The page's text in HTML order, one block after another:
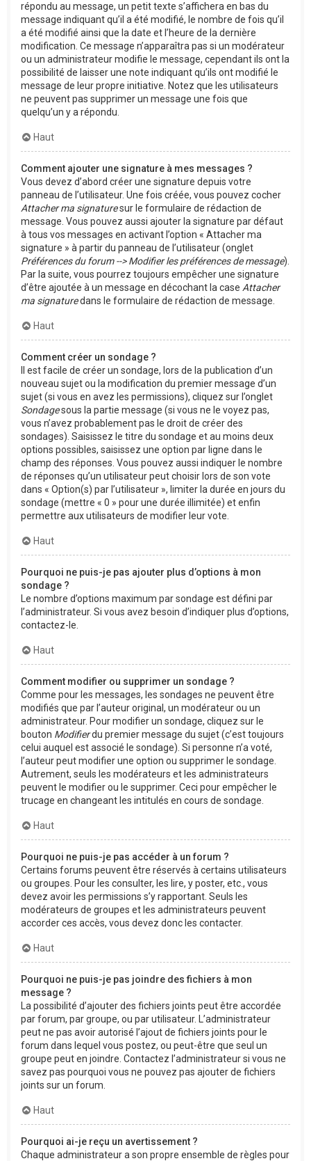
répondu au message, un petit texte s’affichera en bas du
message indiquant qu’il a été modifié, le nombre de fois qu’il
a été modifié ainsi que la date et l’heure de la dernière
modification. Ce message n’apparaîtra pas si un modérateur
ou un administrateur modifie le message, cependant ils ont la
possibilité de laisser une note indiquant qu’ils ont modifié le
message de leur propre initiative. Notez que les utilisateurs
ne peuvent pas supprimer un message une fois que
quelqu’un y a répondu.
Haut
Comment ajouter une signature à mes messages ?
Vous devez d’abord créer une signature depuis votre
panneau de l’utilisateur. Une fois créée, vous pouvez cocher
Attacher ma signaturesur le formulaire de rédaction de
message. Vous pouvez aussi ajouter la signature par défaut
à tous vos messages en activant l’option « Attacher ma
signature » à partir du panneau de l’utilisateur (onglet
Préférences du forum --> Modifier les préférences de message).
Par la suite, vous pourrez toujours empêcher une signature
d’être ajoutée à un message en décochant la case Attacher
ma signaturedans le formulaire de rédaction de message.
Haut
Comment créer un sondage ?
Il est facile de créer un sondage, lors de la publication d’un
nouveau sujet ou la modification du premier message d’un
sujet (si vous en avez les permissions), cliquez sur l’onglet
Sondagesous la partie message (si vous ne le voyez pas,
vous n’avez probablement pas le droit de créer des
sondages). Saisissez le titre du sondage et au moins deux
options possibles, saisissez une option par ligne dans le
champ des réponses. Vous pouvez aussi indiquer le nombre
de réponses qu’un utilisateur peut choisir lors de son vote
dans « Option(s) par l’utilisateur », limiter la durée en jours du
sondage (mettre « 0 » pour une durée illimitée) et enfin
permettre aux utilisateurs de modifier leur vote.
Haut
Pourquoi ne puis-je pas ajouter plus d’options à mon
sondage ?
Le nombre d’options maximum par sondage est défini par
l’administrateur. Si vous avez besoin d’indiquer plus d’options,
contactez-le.
Haut
Comment modifier ou supprimer un sondage ?
Comme pour les messages, les sondages ne peuvent être
modifiés que par l’auteur original, un modérateur ou un
administrateur. Pour modifier un sondage, cliquez sur le
bouton Modifierdu premier message du sujet (c’est toujours
celui auquel est associé le sondage). Si personne n’a voté,
l’auteur peut modifier une option ou supprimer le sondage.
Autrement, seuls les modérateurs et les administrateurs
peuvent le modifier ou le supprimer. Ceci pour empêcher le
trucage en changeant les intitulés en cours de sondage.
Haut
Pourquoi ne puis-je pas accéder à un forum ?
Certains forums peuvent être réservés à certains utilisateurs
ou groupes. Pour les consulter, les lire, y poster, etc., vous
devez avoir les permissions s’y rapportant. Seuls les
modérateurs de groupes et les administrateurs peuvent
accorder ces accès, vous devez donc les contacter.
Haut
Pourquoi ne puis-je pas joindre des fichiers à mon
message ?
La possibilité d’ajouter des fichiers joints peut être accordée
par forum, par groupe, ou par utilisateur. L’administrateur
peut ne pas avoir autorisé l’ajout de fichiers joints pour le
forum dans lequel vous postez, ou peut-être que seul un
groupe peut en joindre. Contactez l’administrateur si vous ne
savez pas pourquoi vous ne pouvez pas ajouter de fichiers
joints sur un forum.
Haut
Pourquoi ai-je reçu un avertissement ?
Chaque administrateur a son propre ensemble de règles pour